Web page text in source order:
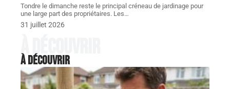
Tondre le dimanche reste le principal créneau de jardinage pour
une large part des propriétaires. Les…
31 juillet 2026
À découvrir
À découvrir